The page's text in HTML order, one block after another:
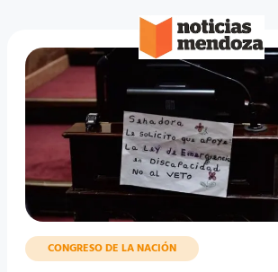
CONGRESO DE LA NACIÓN